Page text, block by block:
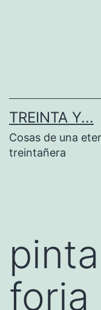
TREINTA Y...
Cosas de una
treintañera
forja